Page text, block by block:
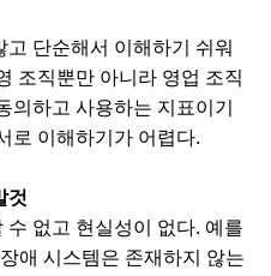
단순해서 이해하기 쉬워
조직뿐만 아니라 영업 조직
의하고 사용하는 지표이기
로 이해하기가 어렵다.
것
수 없고 현실성이 없다. 예를
애 시스템은 존재하지 않는